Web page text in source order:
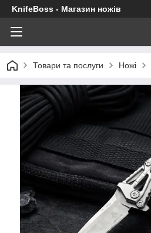
KnifeBoss - Магазин ножів
Товари та послуги Ножі